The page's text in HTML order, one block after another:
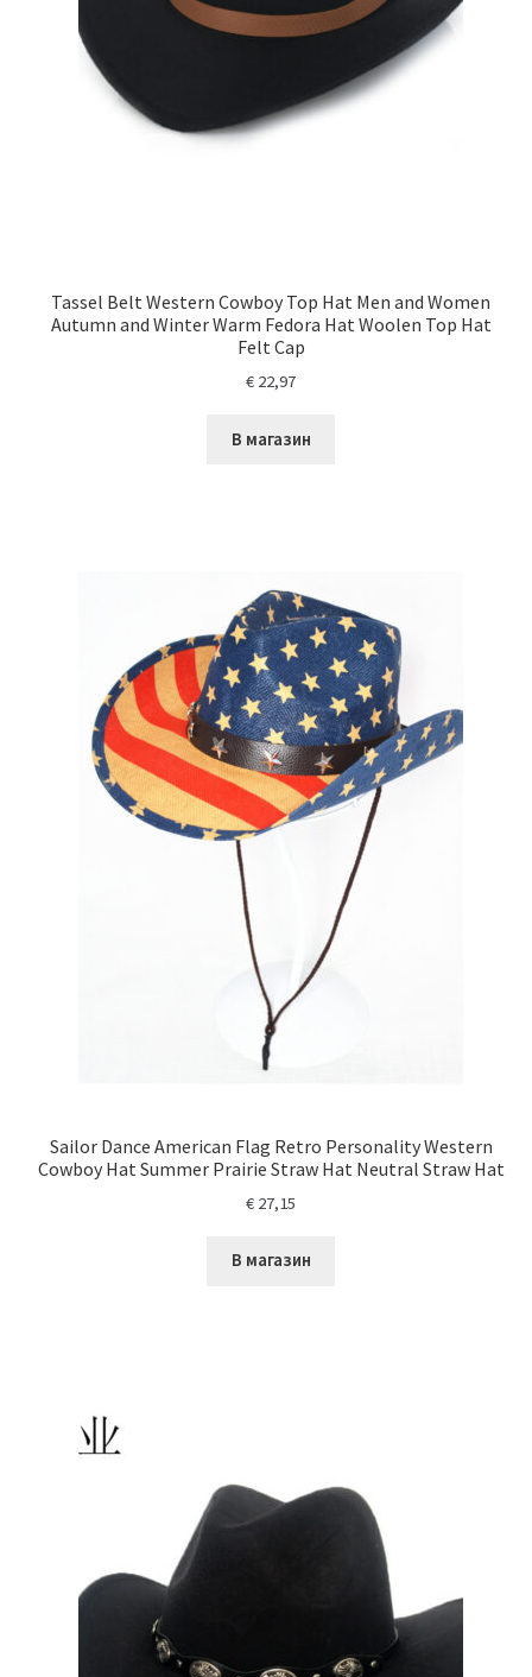
Tassel Belt Western Cowboy Top Hat Men and Women
Autumn and Winter Warm Fedora Hat Woolen Top Hat
Felt Cap
€ 22,97
В магазин
Sailor Dance American Flag Retro Personality Western
Cowboy Hat Summer Prairie Straw Hat Neutral Straw Hat
€ 27,15
В магазин